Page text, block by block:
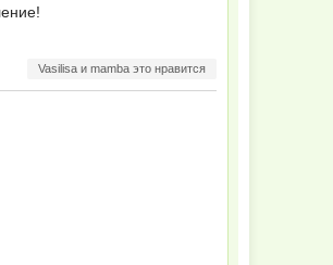
Vasilisa и mamba это нравится